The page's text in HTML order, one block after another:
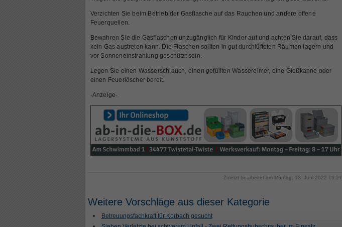
Verzichten Sie beim Betrieb der Gasflasche auf das Rauchen und andere offene
Feuerquellen.
Bewahren Sie die Gasflaschen unzugänglich für Kinder auf und achten Sie darauf, dass
kein Gas austreten kann. Die Flaschen sollten in gut durchlüfteten Räumen lagern und
vor Sonneneinstrahlung geschützt sein.
Legen Sie einen Wasserschlauch, einen gefüllten Wassereimer, eine Gießkanne oder
einen Feuerlöscher bereit.
-Anzeige-
Zuletzt bearbeitet am Montag, 13. Juni 2022 19:27
Weitere Vorschläge aus dieser Kategorie
Betreuungsfachkraft für Korbach gesucht